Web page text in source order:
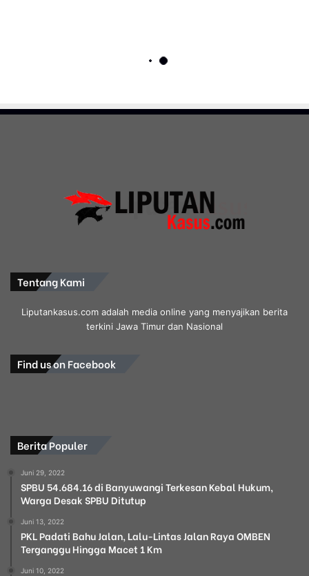
Tentang Kami
Liputankasus.com adalah media online yang menyajikan berita
terkini Jawa Timur dan Nasional
Find us on Facebook
Berita Populer
Juni 29, 2022
SPBU 54.684.16 di Banyuwangi Terkesan Kebal Hukum,
Warga Desak SPBU Ditutup
Juni 13, 2022
PKL Padati Bahu Jalan, Lalu-Lintas Jalan Raya OMBEN
Terganggu Hingga Macet 1 Km
Juni 10, 2022